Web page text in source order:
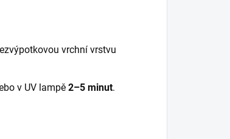
vrchní vrstvu
v UV lampě 2–5 minut.